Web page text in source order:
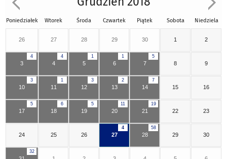
Poniedziałek Wtorek Środa Czwartek Piątek Sobota Niedziela
26 27 28 29 30 1 2
4
3
4
4
1
5
1
6
5
7 8 9
3
10
1
11
3
12
2
13
7
14 15 16
5
17
6
18
5
19
11
20
19
21 22 23
24 25 26
4
27
58
28 29 30
32